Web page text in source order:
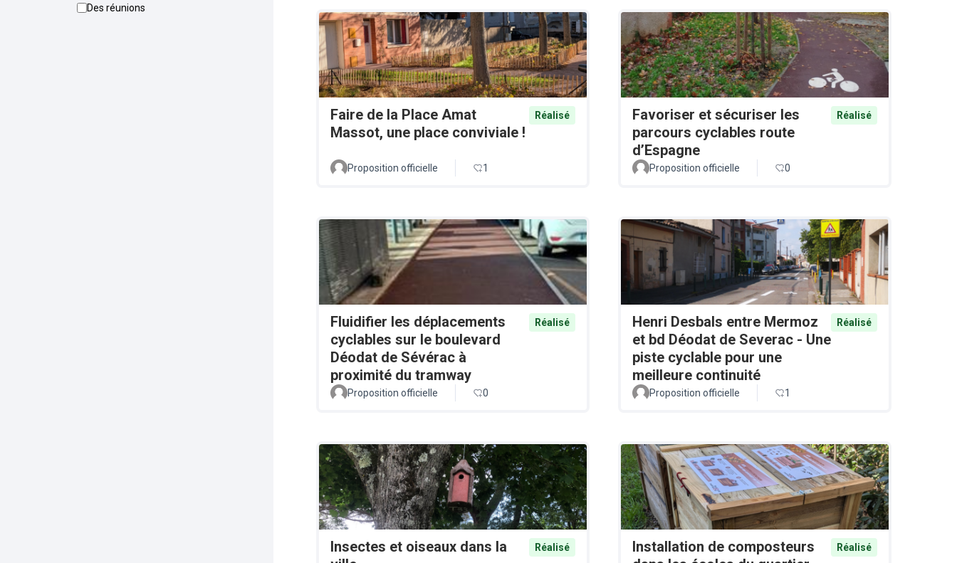
Des réunions
Faire de la Place Amat
Massot, une place conviviale !
Réalisé
Proposition officielle 1
Favoriser et sécuriser les
parcours cyclables route
d’Espagne
Réalisé
Proposition officielle 0
Fluidifier les déplacements
cyclables sur le boulevard
Déodat de Sévérac à
proximité du tramway
Réalisé
Proposition officielle 0
Henri Desbals entre Mermoz
et bd Déodat de Severac - Une
piste cyclable pour une
meilleure continuité
Réalisé
Proposition officielle 1
Insectes et oiseaux dans la
Réalisé
Installation de composteurs
Réalisé